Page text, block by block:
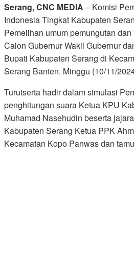
Serang, CNC MEDIA – Komisi
Indonesia Tingkat Kabupaten
Pemelihan umum pemungutan
Calon Gubernur Wakil Gubernur
Bupati Kabupaten Serang di
Serang Banten. Minggu (10/11/
Turutserta hadir dalam simulasi
penghitungan suara Ketua KPU
Muhamad Nasehudin beserta
Kabupaten Serang Ketua PPK
Kecamatan Kopo Panwas dan